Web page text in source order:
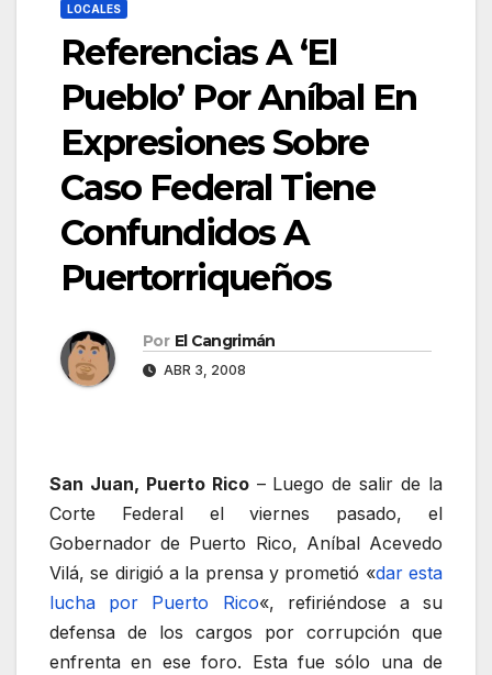
LOCALES
Referencias A ‘El
Pueblo’ Por Aníbal En
Expresiones Sobre
Caso Federal Tiene
Confundidos A
Puertorriqueños
Por El Cangrimán
ABR 3, 2008
San Juan, Puerto Rico– Luego de salir de la
Corte Federal el viernes pasado, el
Gobernador de Puerto Rico, Aníbal Acevedo
Vilá, se dirigió a la prensa y prometió «dar esta
lucha por Puerto Rico«, refiriéndose a su
defensa de los cargos por corrupción que
enfrenta en ese foro. Esta fue sólo una de